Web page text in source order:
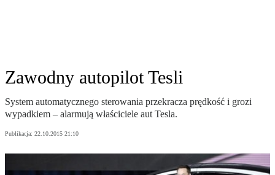
Zawodny autopilot Tesli
System automatycznego sterowania przekracza prędkość i grozi
wypadkiem – alarmują właściciele aut Tesla.
Publikacja: 22.10.2015 21:10